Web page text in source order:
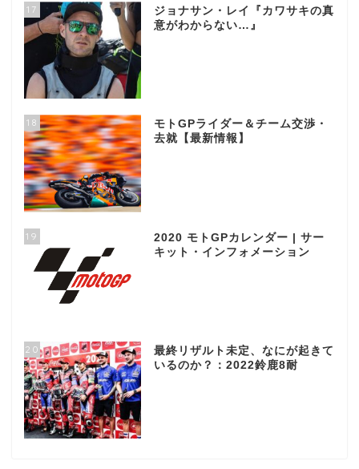
17
ジョナサン・レイ『カワサキの真
意がわからない…』
18
モトGPライダー＆チーム交渉・
去就【最新情報】
19
2020 モトGPカレンダー | サー
キット・インフォメーション
20
最終リザルト未定、なにが起きて
いるのか？：2022鈴鹿8耐